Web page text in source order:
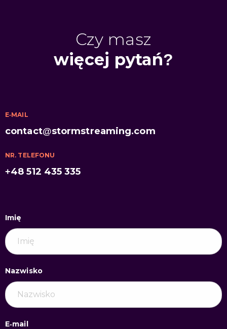
Czy masz
więcej pytań?
E-MAIL
contact@stormstreaming.com
NR. TELEFONU
+48 512 435 335
Imię
Nazwisko
E-mail